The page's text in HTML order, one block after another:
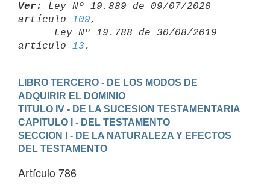
Ver:
Ley Nº 19.889 de 09/07/2020
artículo 109,
artículo 13
LIBRO TERCERO - DE LOS MODOS DE
ADQUIRIR EL DOMINIO
TITULO IV - DE LA SUCESION TESTAMENTARIA
CAPITULO I - DEL TESTAMENTO
SECCION I - DE LA NATURALEZA Y EFECTOS
DEL TESTAMENTO
Artículo 786